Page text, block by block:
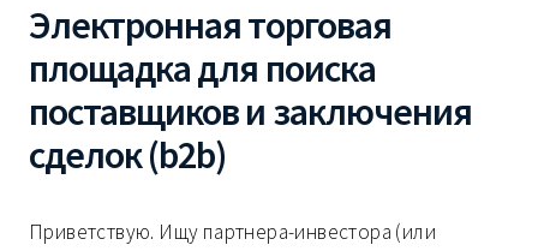
Электронная торговая
площадка для поиска
поставщиков и заключения
сделок (b2b)
Приветствую. Ищу партнера-инвестора (или